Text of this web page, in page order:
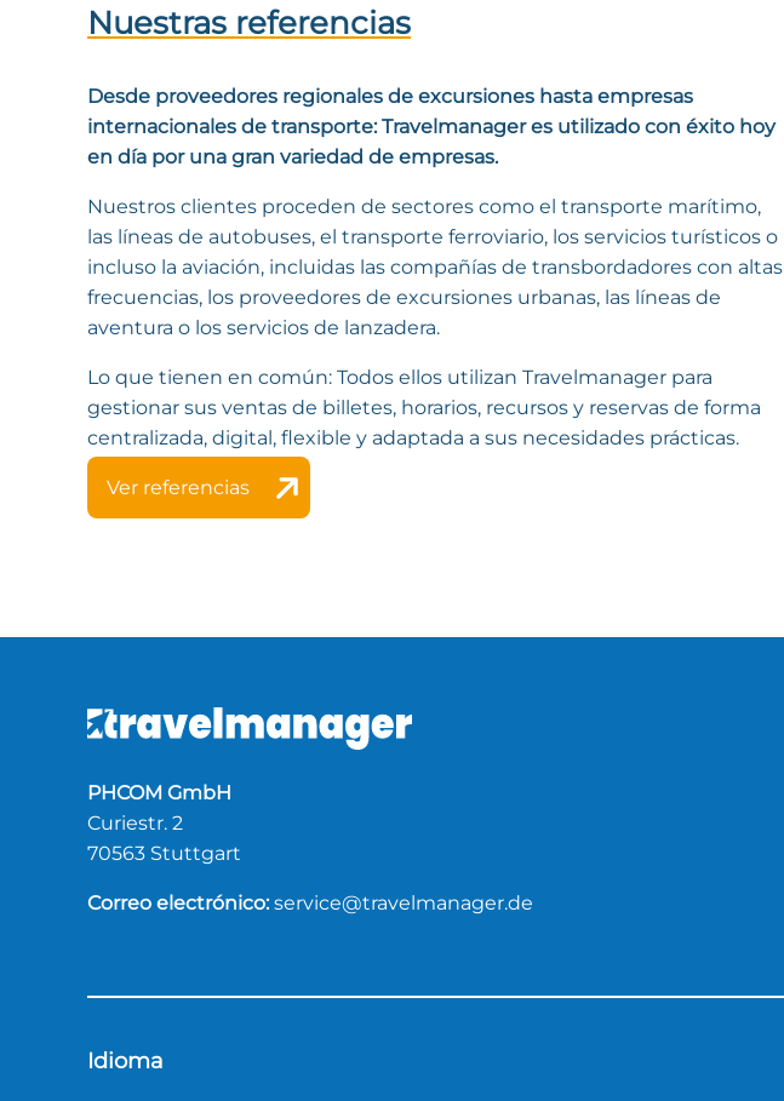
Nuestras referencias
Desde proveedores regionales de excursiones hasta empresas
internacionales de transporte: Travelmanager es utilizado con éxito hoy
en día por una gran variedad de empresas.
Nuestros clientes proceden de sectores como el transporte marítimo,
las líneas de autobuses, el transporte ferroviario, los servicios turísticos o
incluso la aviación, incluidas las compañías de transbordadores con altas
frecuencias, los proveedores de excursiones urbanas, las líneas de
aventura o los servicios de lanzadera.
Lo que tienen en común: Todos ellos utilizan Travelmanager para
gestionar sus ventas de billetes, horarios, recursos y reservas de forma
centralizada, digital, flexible y adaptada a sus necesidades prácticas.
Ver referencias
PHCOM GmbH
Curiestr. 2
70563 Stuttgart
Correo electrónico: service@travelmanager.de
Idioma